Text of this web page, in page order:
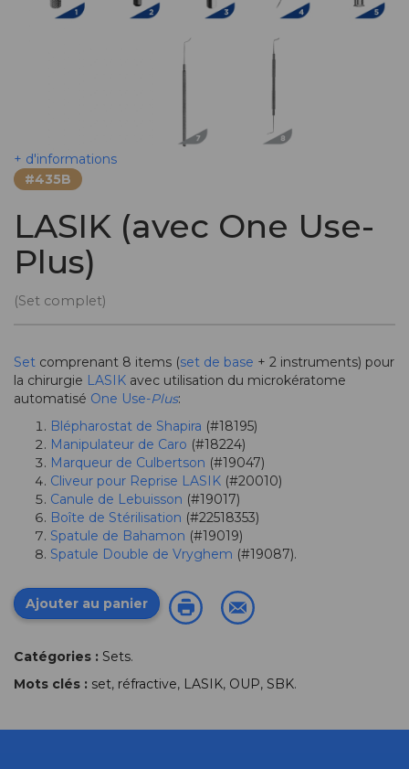
+ d'informations
#435B
LASIK (avec One Use-
Plus)
(Set complet)
Set comprenant 8 items (set de base + 2 instruments) pour
la chirurgie LASIK avec utilisation du microkératome
automatisé One Use-Plus:
Blépharostat de Shapira (#18195)
Manipulateur de Caro (#18224)
Marqueur de Culbertson (#19047)
Cliveur pour Reprise LASIK (#20010)
Canule de Lebuisson (#19017)
Boîte de Stérilisation (#22518353)
Spatule de Bahamon (#19019)
Spatule Double de Vryghem (#19087).
Ajouter au panier
Catégories : Sets.
Mots clés : set, réfractive, LASIK, OUP, SBK.